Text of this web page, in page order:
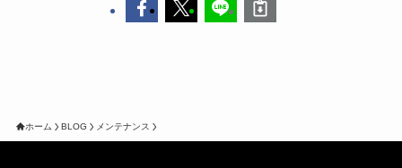
ホーム BLOG メンテナンス